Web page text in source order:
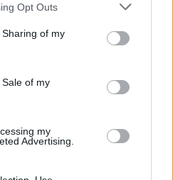
Opt Outs
of my
of my
my
Advertising.
1053
Telefon: +36703805044
éve, hogy a Múzeum körúton
Tsa Antikvárium, majd 2010-ben
az addigi tevékenységét
www.aukcio.net